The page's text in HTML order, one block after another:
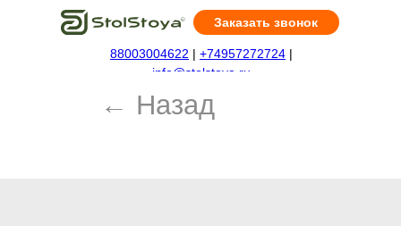
88003004622 | +74957272724 |
info@stolstoya.ru
Заказать звонок
← Назад